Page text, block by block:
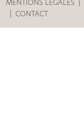
MENTIONS LÉGALES
CONTACT